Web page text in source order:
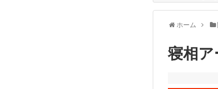
ホーム
寝相ア